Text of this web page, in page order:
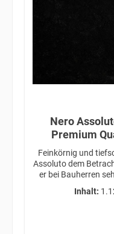
Nero
Premium
Feinkörnig und
Assoluto dem
er bei Bauherren
individuellen
Inhalt: